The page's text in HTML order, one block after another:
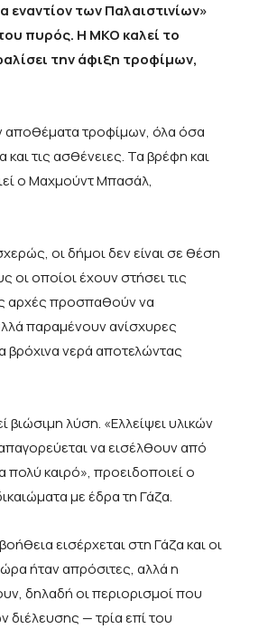
εναντίον των Παλαιστινίων»
πυρός. Η ΜΚΟ καλεί το
την άφιξη τροφίμων,
αποθέματα τροφίμων, όλα όσα
τις ασθένειες. Τα βρέφη και
ο Μαχμούντ Μπασάλ,
οι δήμοι δεν είναι σε θέση
οι οποίοι έχουν στήσει τις
αρχές προσπαθούν να
παραμένουν ανίσχυρες
βρόχινα νερά αποτελώντας
λύση. «Ελλείψει υλικών
να εισέλθουν από
πολύ καιρό», προειδοποιεί ο
με έδρα τη Γάζα.
εισέρχεται στη Γάζα και οι
ήταν απρόσιτες, αλλά η
δηλαδή οι περιορισμοί που
διέλευσης — τρία επί του